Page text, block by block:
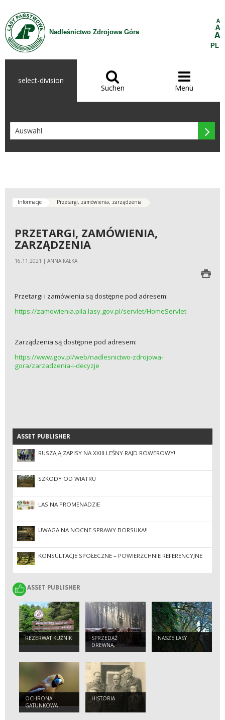
Zum Inhalt wechseln
Nadleśnictwo Zdrojowa Góra
A
A
A
PL
select-division 
Suchen

Menü

Informacje Przetargi, zamówienia, zarządzenia
PRZETARGI, ZAMÓWIENIA,
ZARZĄDZENIA
16.11.2021 | ANNA KAŁKA
Przetargi i zamówienia są dostępne pod adresem:
https://zamowienia.pila.lasy.gov.pl/servlet/HomeServlet
Zarządzenia są dostępne pod adresem:
https://www.gov.pl/web/nadlesnictwo-zdrojowa-
gora/zarzadzenia-i-decyzje
ASSET PUBLISHER
ASSET PUBLISHER
RUSZAJĄ ZAPISY NA XXIII LEŚNY RAJD ROWEROWY!
SZKODY OD WIATRU
LAS NA PROMENADZIE
UWAGA NA NOCNE SPRAWY BORSUKA‼
KONSULTACJE SPOŁECZNE – POWIERZCHNIE REFERENCYJNE
ASSET PUBLISHER
ASSET PUBLISHER
REZERWAT KUŹNIK
SPRZEDAŻ
DREWNA,
CHOINEK,
NASION
NASZE LASY
OCHRONA
GATUNKOWA
HISTORIA